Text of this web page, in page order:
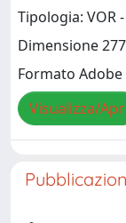
Tipologia: VOR
Dimensione
Formato Adobe
Visualizza/Apri